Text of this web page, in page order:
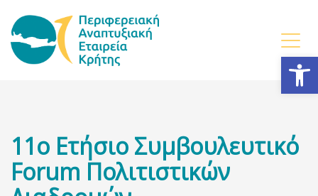
11ο Ετήσιο Συμβουλευτικό
Forum Πολιτιστικών